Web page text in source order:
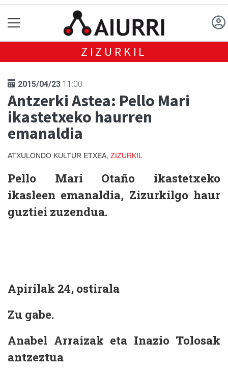
ZIZURKIL
2015/04/23 11:00
Antzerki Astea: Pello Mari
ikastetxeko haurren
emanaldia
ATXULONDO KULTUR ETXEA, ZIZURKIL
Pello Mari Otaño ikastetxeko
ikasleen emanaldia, Zizurkilgo haur
guztiei zuzendua.
Apirilak 24, ostirala
Zu gabe.
Anabel Arraizak eta Inazio Tolosak
antzeztua